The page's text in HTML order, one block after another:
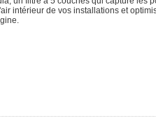
intérieur de vos installations et